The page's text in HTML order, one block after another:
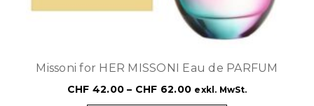
Missoni for HER MISSONI Eau de PARFUM
CHF 42.00 – CHF 62.00 exkl. MwSt.